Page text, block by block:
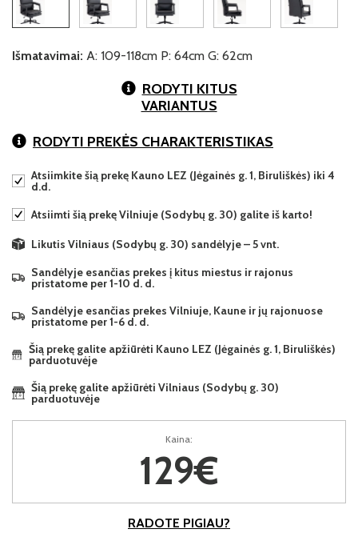
Išmatavimai: A: 109-118cm P: 64cm G: 62cm
RODYTI KITUS
VARIANTUS
RODYTI PREKĖS CHARAKTERISTIKAS
Atsiimkite šią prekę Kauno LEZ (Jėgainės g. 1, Biruliškės) iki 4
d.d.
Atsiimti šią prekę Vilniuje (Sodybų g. 30) galite iš karto!
Likutis Vilniaus (Sodybų g. 30) sandėlyje – 5 vnt.
Sandėlyje esančias prekes į kitus miestus ir rajonus
pristatome per 1-10 d. d.
Sandėlyje esančias prekes Vilniuje, Kaune ir jų rajonuose
pristatome per 1-6 d. d.
Šią prekę galite apžiūrėti Kauno LEZ (Jėgainės g. 1, Biruliškės)
parduotuvėje
Šią prekę galite apžiūrėti Vilniaus (Sodybų g. 30)
parduotuvėje
Kaina:
129€
RADOTE PIGIAU?